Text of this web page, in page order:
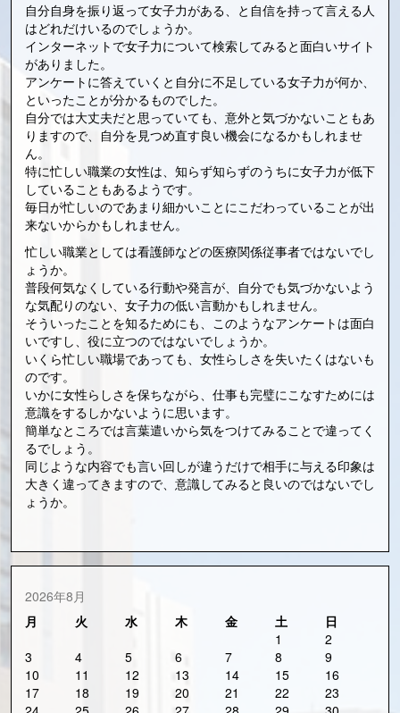
自分自身を振り返って女子力がある、と自信を持って言える人
はどれだけいるのでしょうか。
インターネットで女子力について検索してみると面白いサイト
がありました。
アンケートに答えていくと自分に不足している女子力が何か、
といったことが分かるものでした。
自分では大丈夫だと思っていても、意外と気づかないこともあ
りますので、自分を見つめ直す良い機会になるかもしれませ
ん。
特に忙しい職業の女性は、知らず知らずのうちに女子力が低下
していることもあるようです。
毎日が忙しいのであまり細かいことにこだわっていることが出
来ないからかもしれません。
忙しい職業としては看護師などの医療関係従事者ではないでし
ょうか。
普段何気なくしている行動や発言が、自分でも気づかないよう
な気配りのない、女子力の低い言動かもしれません。
そういったことを知るためにも、このようなアンケートは面白
いですし、役に立つのではないでしょうか。
いくら忙しい職場であっても、女性らしさを失いたくはないも
のです。
いかに女性らしさを保ちながら、仕事も完璧にこなすためには
意識をするしかないように思います。
簡単なところでは言葉遣いから気をつけてみることで違ってく
るでしょう。
同じような内容でも言い回しが違うだけで相手に与える印象は
大きく違ってきますので、意識してみると良いのではないでし
ょうか。
2026年8月
月
火 水 木 金 土
日
1
2
3
4 5 6 7 8
9
10
11 12 13 14 15
16
17
18 19 20 21 22
23